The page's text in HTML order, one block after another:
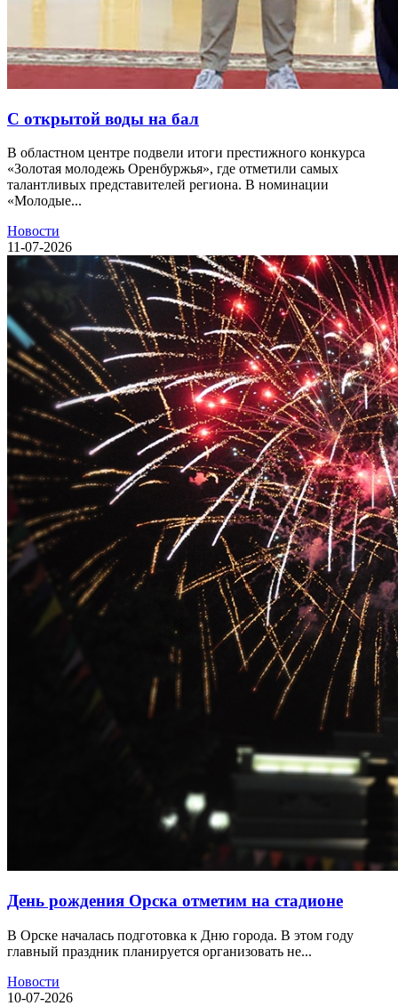
С открытой воды на бал
В областном центре подвели итоги престижного конкурса
«Золотая молодежь Оренбуржья», где отметили самых
талантливых представителей региона. В номинации
«Молодые...
Новости
11-07-2026
День рождения Орска отметим на стадионе
В Орске началась подготовка к Дню города. В этом году
главный праздник планируется организовать не...
Новости
10-07-2026